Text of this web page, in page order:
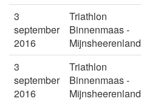
3
september
2016
Triathlon
Binnenmaas -
Mijnsheerenland
3
september
2016
Triathlon
Binnenmaas -
Mijnsheerenland